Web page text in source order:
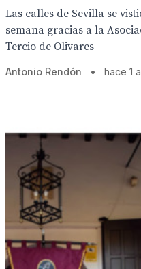
Las calles de Sevilla se
semana gracias a la
Tercio de Olivares
Antonio Rendón • hace 1